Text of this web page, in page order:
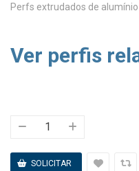
Perfs extrudados de alumínio
Ver perfis